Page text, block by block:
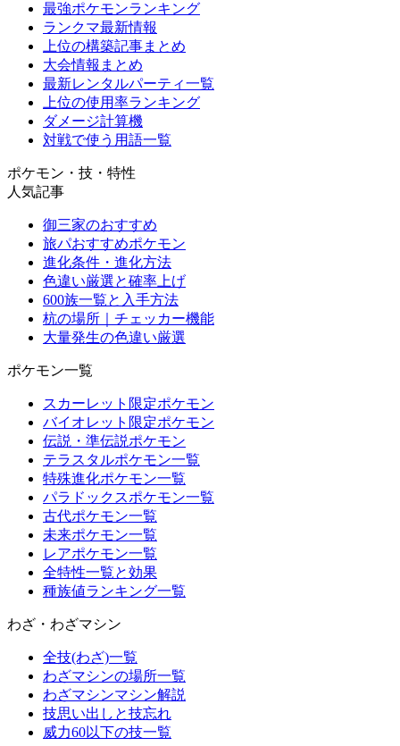
最強ポケモンランキング
ランクマ最新情報
上位の構築記事まとめ
大会情報まとめ
最新レンタルパーティ一覧
上位の使用率ランキング
ダメージ計算機
対戦で使う用語一覧
ポケモン・技・特性
人気記事
御三家のおすすめ
旅パおすすめポケモン
進化条件・進化方法
色違い厳選と確率上げ
600族一覧と入手方法
杭の場所｜チェッカー機能
大量発生の色違い厳選
ポケモン一覧
スカーレット限定ポケモン
バイオレット限定ポケモン
伝説・準伝説ポケモン
テラスタルポケモン一覧
特殊進化ポケモン一覧
パラドックスポケモン一覧
古代ポケモン一覧
未来ポケモン一覧
レアポケモン一覧
全特性一覧と効果
種族値ランキング一覧
わざ・わざマシン
全技(わざ)一覧
わざマシンの場所一覧
わざマシンマシン解説
技思い出しと技忘れ
威力60以下の技一覧